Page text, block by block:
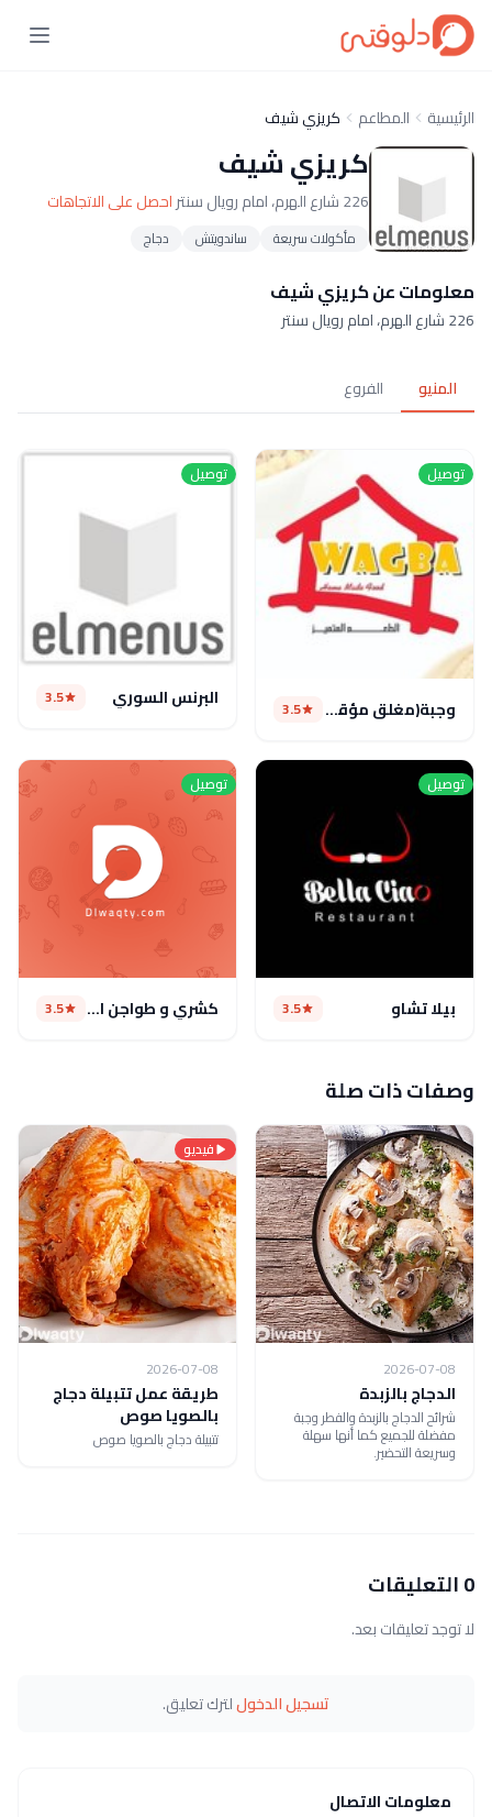
الرئيسية المطاعم كريزي شيف
كريزي شيف
226 شارع الهرم، امام رويال سنتر احصل على الاتجاهات
مأكولات سريعة ساندويتش دجاج
معلومات عن كريزي شيف
226 شارع الهرم، امام رويال سنتر
المنيو الفروع
توصيل
وجبة(مغلق مؤقتا) 3.5
توصيل
البرنس السوري 3.5
توصيل
بيلا تشاو 3.5
توصيل
كشري و طواجن الزعيم(مغلق) 3.5
وصفات ذات صلة
2026-07-08
الدجاج بالزبدة
شرائح الدجاج بالزبدة والفطر وجبة
مفضلة للجميع كما أنها سهلة
وسريعة التحضير.
فيديو
2026-07-08
طريقة عمل تتبيلة دجاج
بالصويا صوص
تتبيلة دجاج بالصويا صوص
0 التعليقات
لا توجد تعليقات بعد.
تسجيل الدخوللترك تعليق.
معلومات الاتصال